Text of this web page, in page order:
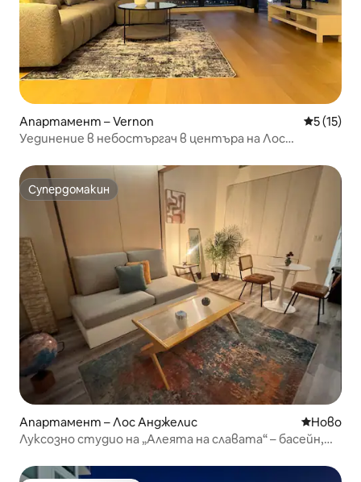
Апартамент – Vernon Средна
5 (15)
Уединение в небостъргач в центъра на Лос
Супердомакин
Супердомакин
Апартамент – Лос Анджелис Ново
Ново
Луксозно студио на „Алеята на славата“ – басейн,